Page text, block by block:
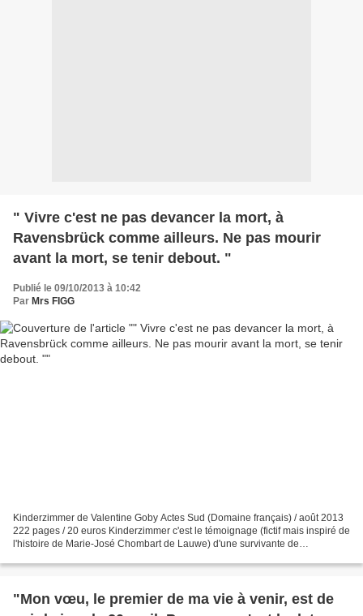
" Vivre c'est ne pas devancer la mort, à
Ravensbrück comme ailleurs. Ne pas mourir
avant la mort, se tenir debout. "
Publié le 09/10/2013 à 10:42
Par Mrs FIGG
Kinderzimmer de Valentine Goby Actes Sud (Domaine français) / août 2013
222 pages / 20 euros Kinderzimmer c'est le témoignage (fictif mais inspiré de
l'histoire de Marie-José Chombart de Lauwe) d'une survivante de
"Mon vœu, le premier de ma vie à venir, est de